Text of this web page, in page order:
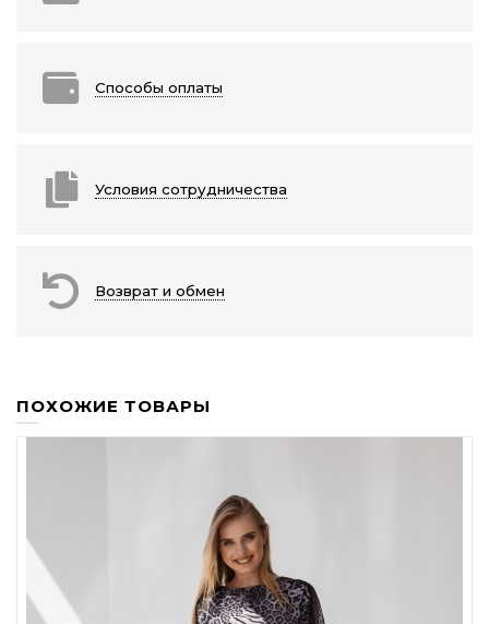
Способы оплаты
Условия сотрудничества
Возврат и обмен
ПОХОЖИЕ ТОВАРЫ